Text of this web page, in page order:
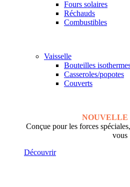
Fours solaires
Réchauds
Combustibles
Vaisselle
Bouteilles
Casseroles/popotes
Couverts
NOUVELLE
Conçue pour les forces
vous
Découvrir